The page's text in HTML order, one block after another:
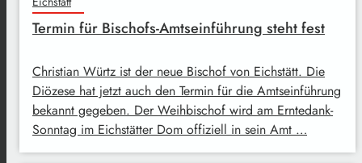
Termin für Bischofs-Amtseinführung steht fest
Christian Würtz ist der neue Bischof von Eichstätt. Die
Diözese hat jetzt auch den Termin für die Amtseinführung
bekannt gegeben. Der Weihbischof wird am Erntedank-
Sonntag im Eichstätter Dom offiziell in sein Amt …